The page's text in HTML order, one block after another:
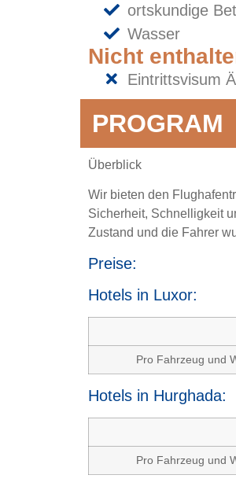
ortskundige
Wasser
Nicht
Eintrittsvisum
PROGRAM
Überblick
Wir bieten den
Sicherheit, Schnelligkeit
Zustand und die Fahrer
Preise:
Hotels in Luxor:
Pro Fahrzeug und
Hotels in Hurghada:
Pro Fahrzeug und